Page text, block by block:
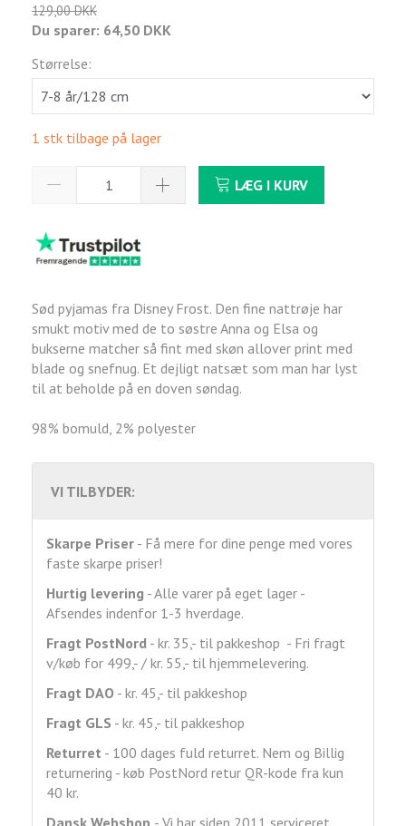
129,00 DKK
Du sparer: 64,50 DKK
Størrelse:
1 stk tilbage på lager
LÆG I KURV
Sød pyjamas fra Disney Frost. Den fine nattrøje har
smukt motiv med de to søstre Anna og Elsa og
bukserne matcher så fint med skøn allover print med
blade og snefnug. Et dejligt natsæt som man har lyst
til at beholde på en doven søndag.
98% bomuld, 2% polyester
VI TILBYDER:
Skarpe Priser - Få mere for dine penge med vores
faste skarpe priser!
Hurtig levering - Alle varer på eget lager -
Afsendes indenfor 1-3 hverdage.
Fragt PostNord - kr. 35,- til pakkeshop - Fri fragt
v/køb for 499,- / kr. 55,- til hjemmelevering.
Fragt DAO - kr. 45,- til pakkeshop
Fragt GLS - kr. 45,- til pakkeshop
Returret - 100 dages fuld returret. Nem og Billig
returnering - køb PostNord retur QR-kode fra kun
40 kr.